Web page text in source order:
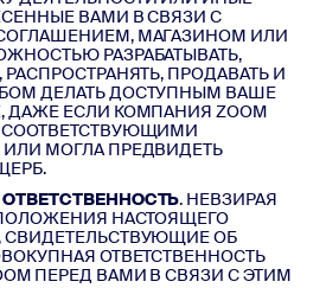
ВАМИ В СВЯЗИ С
МАГАЗИНОМ ИЛИ
РАЗРАБАТЫВАТЬ,
РАСПРОСТРАНЯТЬ, ПРОДАВАТЬ И
ДЕЛАТЬ ДОСТУПНЫМ ВАШЕ
ЕСЛИ КОМПАНИЯ ZOOM
СООТВЕТСТВУЮЩИМИ
МОГЛА ПРЕДВИДЕТЬ
. НЕВЗИРАЯ
НАСТОЯЩЕГО
ОБ
ОТВЕТСТВЕННОСТЬ
ПЕРЕД ВАМИ В СВЯЗИ С ЭТИМ